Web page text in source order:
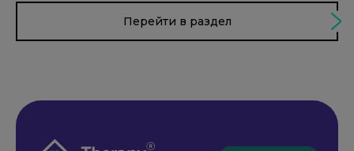
Перейти в раздел